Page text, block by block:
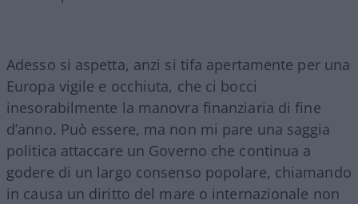
Adesso si aspetta, anzi si tifa apertamente per una
Europa vigile e occhiuta, che ci bocci
inesorabilmente la manovra finanziaria di fine
d’anno. Può essere, ma non mi pare una saggia
politica attaccare un Governo che continua a
godere di un largo consenso popolare, chiamando
in causa un diritto del mare o internazionale non